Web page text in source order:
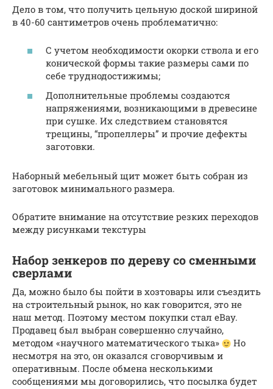
Дело в том, что получить цельную доской шириной
в 40-60 сантиметров очень проблематично:
С учетом необходимости окорки ствола и его
конической формы такие размеры сами по
себе труднодостижимы;
Дополнительные проблемы создаются
напряжениями, возникающими в древесине
при сушке. Их следствием становятся
трещины, “пропеллеры” и прочие дефекты
заготовки.
Наборный мебельный щит может быть собран из
заготовок минимального размера.
Обратите внимание на отсутствие резких переходов
между рисунками текстуры
Набор зенкеров по дереву со сменными
сверлами
Да, можно было бы пойти в хозтовары или съездить
на строительный рынок, но как говорится, это не
наш метод. Поэтому местом покупки стал eBay.
Продавец был выбран совершенно случайно,
методом «научного математического тыка»
Но
несмотря на это, он оказался сговорчивым и
оперативным. После обмена несколькими
сообщениями мы договорились, что посылка будет